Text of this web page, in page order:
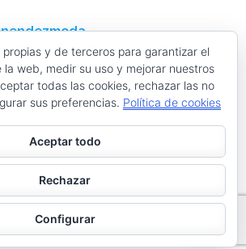
Moda hombre
Seguir en Instagram
nosotros
©Roberto Menéndez Mateos
propias y de terceros para garantizar el
web, medir su uso y mejorar nuestros
todas las cookies, rechazar las no
sus preferencias. Política de cookies
Aceptar todo
Rechazar
Configurar